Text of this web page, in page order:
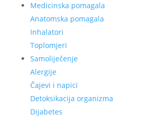
Medicinska pomagala
Anatomska pomagala
Inhalatori
Toplomjeri
Samoliječenje
Alergije
Čajevi i napici
Detoksikacija organizma
Dijabetes